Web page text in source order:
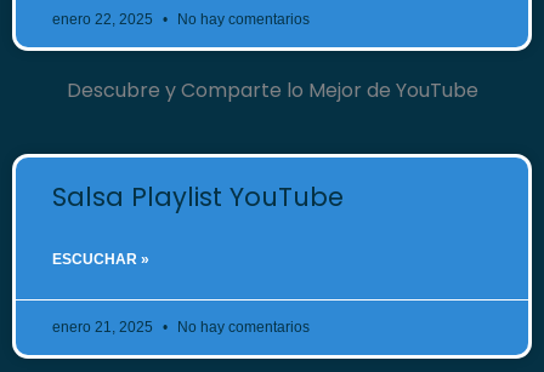
enero 22, 2025 No hay comentarios
Descubre y Comparte lo Mejor de YouTube
Salsa Playlist YouTube
ESCUCHAR »
enero 21, 2025 No hay comentarios